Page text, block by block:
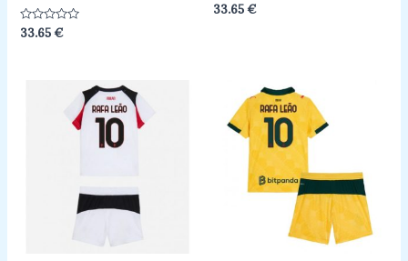
Hodnotenie
0
33.65€
Hodnotenie
0
33.65€